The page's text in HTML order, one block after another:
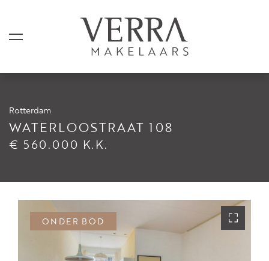
Rotterdam
WATERLOOSTRAAT 108
€ 560.000 K.K.
ONDER BOD
AANBOD
Shortstay
Verkocht